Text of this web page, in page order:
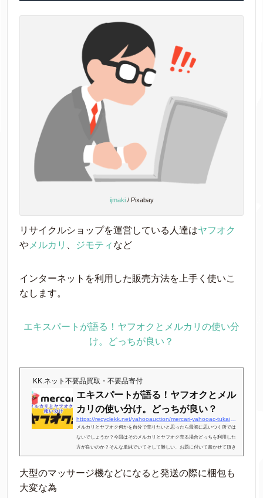
ijmaki/ Pixabay
リサイクルショップを運営している人達はヤフオク
や メルカリ ジモティ など
インターネットを利用した販売方法を上手く使いこ
なします。
エキスパートが語る！ヤフオクとメルカリの使い分
け。どっちが良い？
KK.ネット不要品買取・不要品寄付
エキスパートが語る！ヤフオクとメル
カリの使い分け。どっちが良い？
メルカリとヤフオク何かを自分で売りたいと思ったら最初に思いつく所では
ないでしょうか？今回はそのメルカリとヤフオク売る場合どっちを利用した
方が良いのか？そんな単純でいてそして難しい、お題に付いて書かせて頂き
ます。広告申し遅れましたがこの記事を書いているのはリサイクルショップ
とおこがましいですが、まー中古品の売買で１０年以上食べているのでエキ
大型のマッサージ機などになると発送の際に梱包も
大変な為